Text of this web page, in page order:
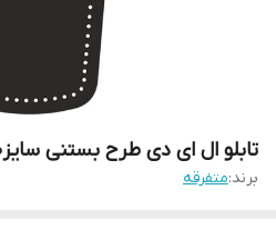
تابلو ال ای دی طرح بستنی سایز70
برند:متفرقه